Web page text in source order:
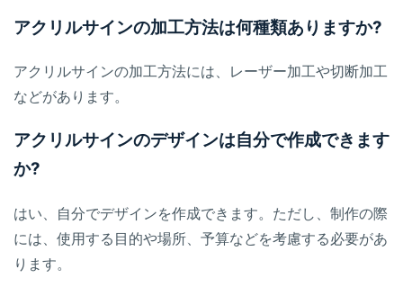
アクリルサインの加工方法は何種類ありますか?
アクリルサインの加工方法には、レーザー加工や切断加工
などがあります。
アクリルサインのデザインは自分で作成できます
か?
はい、自分でデザインを作成できます。ただし、制作の際
には、使用する目的や場所、予算などを考慮する必要があ
ります。